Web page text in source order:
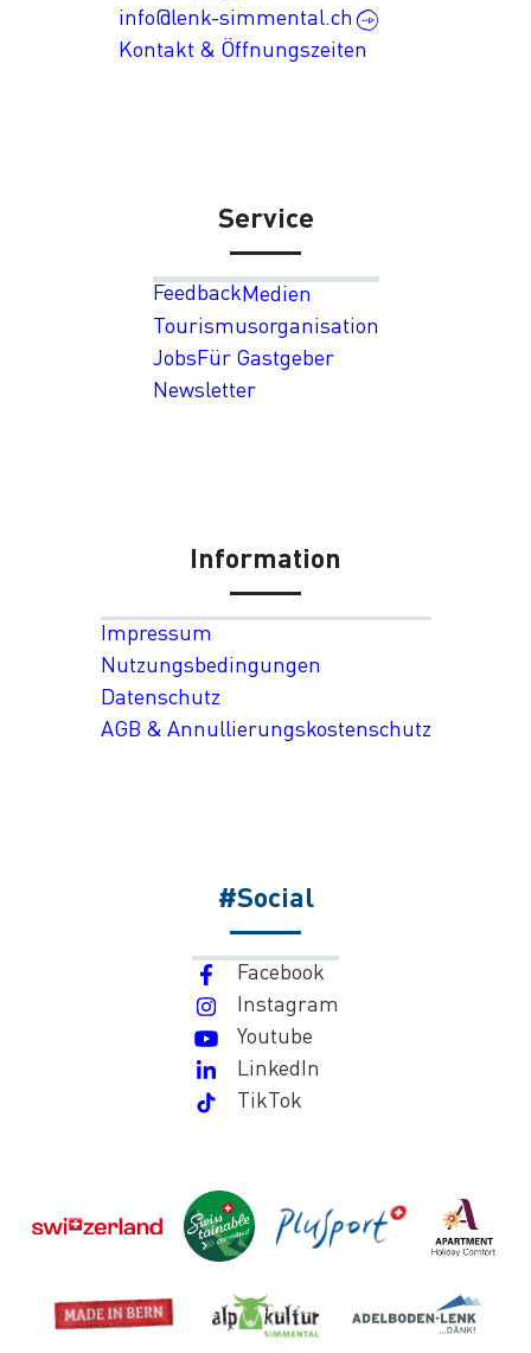
info@lenk-simmental.ch
Kontakt & Öffnungszeiten
Service
FeedbackMedien
Tourismusorganisation
JobsFür Gastgeber
Newsletter
Information
Impressum
Nutzungsbedingungen
Datenschutz
AGB & Annullierungskostenschutz
#Social
Facebook
Instagram
Youtube
LinkedIn
TikTok